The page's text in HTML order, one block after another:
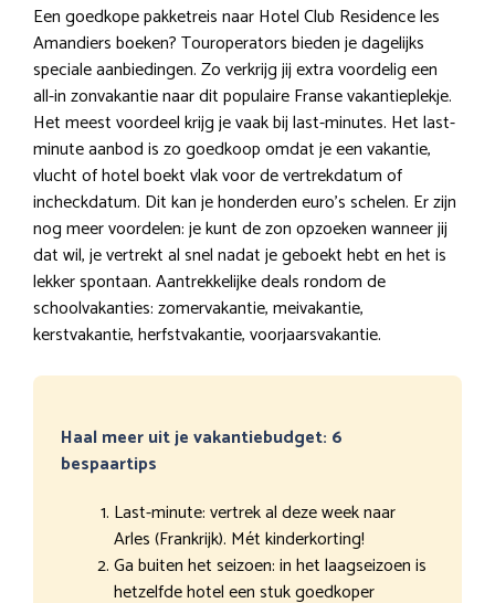
Een goedkope pakketreis naar Hotel Club Residence les
Amandiers boeken? Touroperators bieden je dagelijks
speciale aanbiedingen. Zo verkrijg jij extra voordelig een
all-in zonvakantie naar dit populaire Franse vakantieplekje.
Het meest voordeel krijg je vaak bij last-minutes. Het last-
minute aanbod is zo goedkoop omdat je een vakantie,
vlucht of hotel boekt vlak voor de vertrekdatum of
incheckdatum. Dit kan je honderden euro’s schelen. Er zijn
nog meer voordelen: je kunt de zon opzoeken wanneer jij
dat wil, je vertrekt al snel nadat je geboekt hebt en het is
lekker spontaan. Aantrekkelijke deals rondom de
schoolvakanties: zomervakantie, meivakantie,
kerstvakantie, herfstvakantie, voorjaarsvakantie.
Haal meer uit je vakantiebudget: 6
bespaartips
Last-minute: vertrek al deze week naar
Arles (Frankrijk). Mét kinderkorting!
Ga buiten het seizoen: in het laagseizoen is
hetzelfde hotel een stuk goedkoper